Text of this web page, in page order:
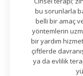
bu sorunlarla
belli bir amaç
yöntemlerin
bir yardım
çiftlerde
ya da evlilik